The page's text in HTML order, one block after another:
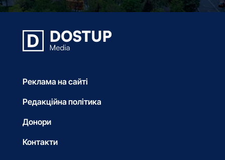
Реклама на сайті
Редакційна політика
Донори
Контакти